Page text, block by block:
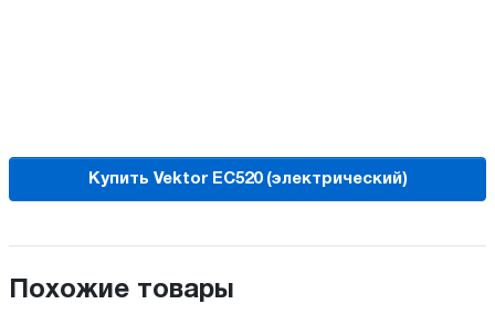
Купить Vektor EC520 (электрический)
Похожие товары